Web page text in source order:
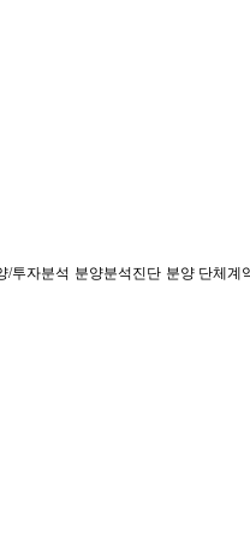
/투자분석 분양분석진단 분양 단체계